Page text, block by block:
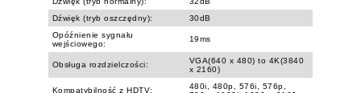
Dźwięk (tryb oszczędny):
30dB
Opóźnienie sygnału
wejściowego:
19ms
Obsługa rozdzielczości:
VGA(640 x 480) to 4K(3840
x 2160)
Kompatybilność z HDTV:
480i, 480p, 576i, 576p,